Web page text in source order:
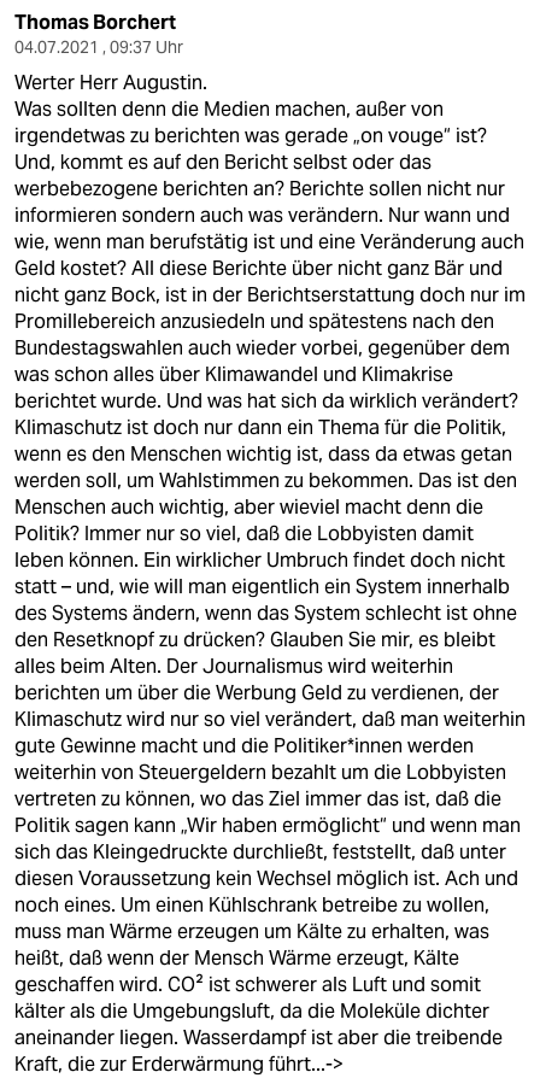
genossenschaft
epaper login
Thomas Borchert
04.07.2021 , 09:37 Uhr
Werter Herr Augustin.
Was sollten denn die Medien machen, außer von
irgendetwas zu berichten was gerade „on vouge“ ist?
Und, kommt es auf den Bericht selbst oder das
werbebezogene berichten an? Berichte sollen nicht nur
informieren sondern auch was verändern. Nur wann und
wie, wenn man berufstätig ist und eine Veränderung auch
Geld kostet? All diese Berichte über nicht ganz Bär und
nicht ganz Bock, ist in der Berichtserstattung doch nur im
Promillebereich anzusiedeln und spätestens nach den
Bundestagswahlen auch wieder vorbei, gegenüber dem
was schon alles über Klimawandel und Klimakrise
berichtet wurde. Und was hat sich da wirklich verändert?
Klimaschutz ist doch nur dann ein Thema für die Politik,
wenn es den Menschen wichtig ist, dass da etwas getan
werden soll, um Wahlstimmen zu bekommen. Das ist den
Menschen auch wichtig, aber wieviel macht denn die
Politik? Immer nur so viel, daß die Lobbyisten damit
leben können. Ein wirklicher Umbruch findet doch nicht
statt – und, wie will man eigentlich ein System innerhalb
des Systems ändern, wenn das System schlecht ist ohne
den Resetknopf zu drücken? Glauben Sie mir, es bleibt
alles beim Alten. Der Journalismus wird weiterhin
berichten um über die Werbung Geld zu verdienen, der
Klimaschutz wird nur so viel verändert, daß man weiterhin
gute Gewinne macht und die Politiker*innen werden
weiterhin von Steuergeldern bezahlt um die Lobbyisten
vertreten zu können, wo das Ziel immer das ist, daß die
Politik sagen kann „Wir haben ermöglicht“ und wenn man
sich das Kleingedruckte durchließt, feststellt, daß unter
diesen Voraussetzung kein Wechsel möglich ist. Ach und
noch eines. Um einen Kühlschrank betreibe zu wollen,
muss man Wärme erzeugen um Kälte zu erhalten, was
heißt, daß wenn der Mensch Wärme erzeugt, Kälte
geschaffen wird. CO² ist schwerer als Luft und somit
kälter als die Umgebungsluft, da die Moleküle dichter
aneinander liegen. Wasserdampf ist aber die treibende
Kraft, die zur Erderwärmung führt...->